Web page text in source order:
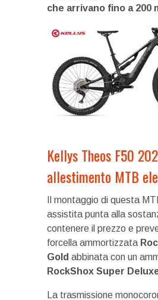
che arrivano fino a 200
Kellys Theos F50
allestimento MTB
Il montaggio di questa
assistita punta alla
contenere il prezzo e
forcella ammortizzata
Gold abbinata con un
RockShox Super
La trasmissione